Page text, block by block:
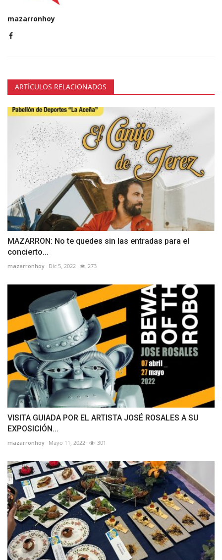
mazarronhoy
ARTÍCULOS RELACIONADOS
MAZARRON: No te quedes sin las entradas para el
concierto...
mazarronhoy Dic 5, 2022 273
VISITA GUIADA POR EL ARTISTA JOSÉ ROSALES A SU
EXPOSICIÓN...
mazarronhoy Mayo 11, 2022 301